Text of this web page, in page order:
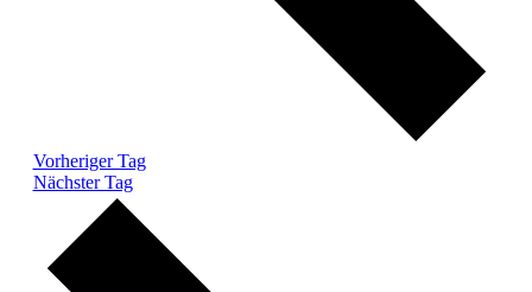
Vorheriger Tag
Nächster Tag